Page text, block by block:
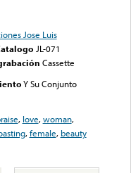
Jose Luis
JL-071
Cassette
Y Su Conjunto
, love,woman,
,female, beauty